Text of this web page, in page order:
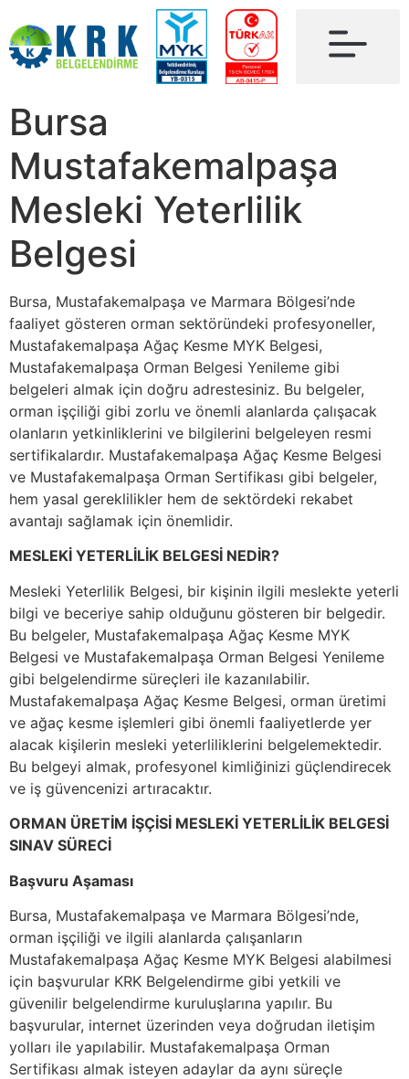
Bursa
Mustafakemalpaşa
Mesleki Yeterlilik
Belgesi
Bursa, Mustafakemalpaşa ve Marmara Bölgesi’nde
faaliyet gösteren orman sektöründeki profesyoneller,
Mustafakemalpaşa Ağaç Kesme MYK Belgesi,
Mustafakemalpaşa Orman Belgesi Yenileme gibi
belgeleri almak için doğru adrestesiniz. Bu belgeler,
orman işçiliği gibi zorlu ve önemli alanlarda çalışacak
olanların yetkinliklerini ve bilgilerini belgeleyen resmi
sertifikalardır. Mustafakemalpaşa Ağaç Kesme Belgesi
ve Mustafakemalpaşa Orman Sertifikası gibi belgeler,
hem yasal gereklilikler hem de sektördeki rekabet
avantajı sağlamak için önemlidir.
MESLEKİ YETERLİLİK BELGESİ NEDİR?
Mesleki Yeterlilik Belgesi, bir kişinin ilgili meslekte yeterli
bilgi ve beceriye sahip olduğunu gösteren bir belgedir.
Bu belgeler, Mustafakemalpaşa Ağaç Kesme MYK
Belgesi ve Mustafakemalpaşa Orman Belgesi Yenileme
gibi belgelendirme süreçleri ile kazanılabilir.
Mustafakemalpaşa Ağaç Kesme Belgesi, orman üretimi
ve ağaç kesme işlemleri gibi önemli faaliyetlerde yer
alacak kişilerin mesleki yeterliliklerini belgelemektedir.
Bu belgeyi almak, profesyonel kimliğinizi güçlendirecek
ve iş güvencenizi artıracaktır.
ORMAN ÜRETİM İŞÇİSİ MESLEKİ YETERLİLİK BELGESİ
SINAV SÜRECİ
Başvuru Aşaması
Bursa, Mustafakemalpaşa ve Marmara Bölgesi’nde,
orman işçiliği ve ilgili alanlarda çalışanların
Mustafakemalpaşa Ağaç Kesme MYK Belgesi alabilmesi
için başvurular KRK Belgelendirme gibi yetkili ve
güvenilir belgelendirme kuruluşlarına yapılır. Bu
başvurular, internet üzerinden veya doğrudan iletişim
yolları ile yapılabilir. Mustafakemalpaşa Orman
Sertifikası almak isteyen adaylar da aynı süreçle